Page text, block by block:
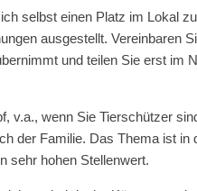
selbst einen Platz im Lokal
ausgestellt. Vereinbaren
und teilen Sie erst im
v.a., wenn Sie Tierschützer
der Familie. Das Thema ist in
sehr hohen Stellenwert.